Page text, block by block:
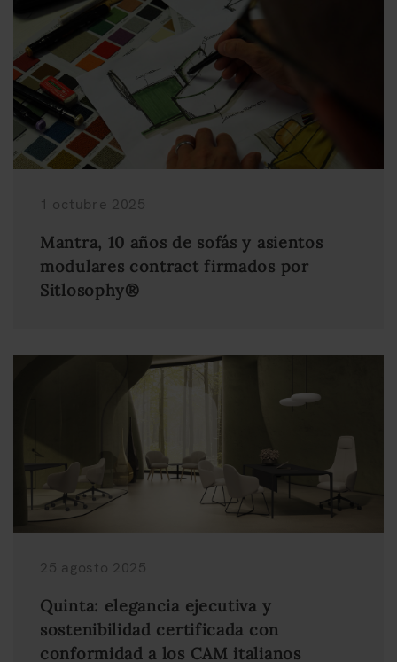
1 octubre 2025
Mantra, 10 años de sofás y asientos
modulares contract firmados por
Sitlosophy®
25 agosto 2025
Quinta: elegancia ejecutiva y
sostenibilidad certificada con
conformidad a los CAM italianos